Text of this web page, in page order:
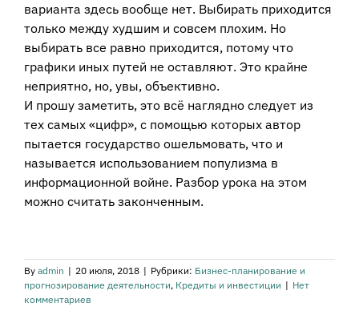
варианта здесь вообще нет. Выбирать приходится
только между худшим и совсем плохим. Но
выбирать все равно приходится, потому что
графики иных путей не оставляют. Это крайне
неприятно, но, увы, объективно.
И прошу заметить, это всё наглядно следует из
тех самых «цифр», с помощью которых автор
пытается государство ошельмовать, что и
называется использованием популизма в
информационной войне. Разбор урока на этом
можно считать законченным.
By admin | 20 июля, 2018 | Рубрики: Бизнес-планирование и
прогнозирование деятельности, Кредиты и инвестиции | Нет
комментариев